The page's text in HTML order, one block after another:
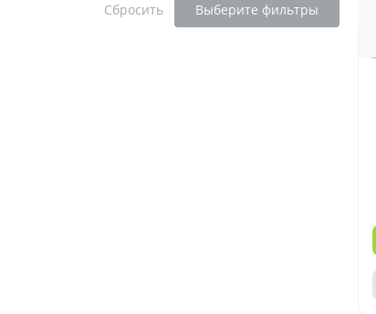
Сбросить Выберите фильтры